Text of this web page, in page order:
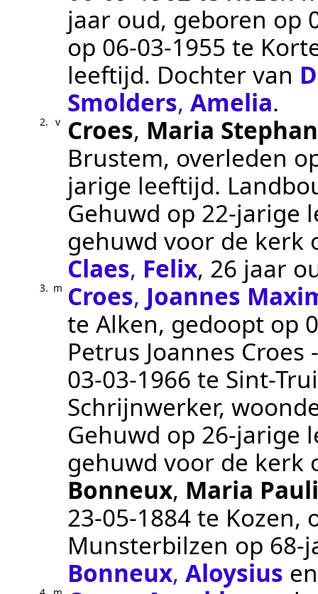
jaar oud, geboren op
op 06‑03‑1955 te
leeftijd. Dochter van
Smolders,Amelia.
2. v Croes, Maria
Brustem, overleden
jarige leeftijd.
Gehuwd op 22-jarige
gehuwd voor de kerk
Claes, Felix, 26 jaar
3. m Croes, Joannes
teAlken, gedoopt op
Petrus Joannes Croes
03‑03‑1966 te Sint-
Schrijnwerker,
Gehuwd op 26-jarige
gehuwd voor de kerk
Bonneux, Maria
23‑05‑1884te Kozen,
Munsterbilzen op 68-
Bonneux,Aloysius